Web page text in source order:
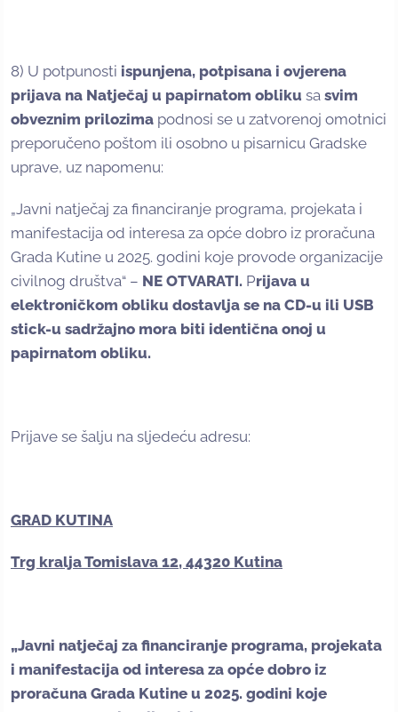
8) U potpunosti ispunjena, potpisana i ovjerena
prijava na Natječaj u papirnatom obliku sa svim
obveznim prilozima podnosi se u zatvorenoj omotnici
preporučeno poštom ili osobno u pisarnicu Gradske
uprave, uz napomenu:
„Javni natječaj za financiranje programa, projekata i
manifestacija od interesa za opće dobro iz proračuna
Grada Kutine u 2025. godini koje provode organizacije
civilnog društva“ – NE OTVARATI. Prijava u
elektroničkom obliku dostavlja se na CD-u ili USB
stick-u sadržajno mora biti identična onoj u
papirnatom obliku.
Prijave se šalju na sljedeću adresu:
GRAD KUTINA
Trg kralja Tomislava 12, 44320 Kutina
„Javni natječaj za financiranje programa, projekata
i manifestacija od interesa za opće dobro iz
proračuna Grada Kutine u 2025. godini koje